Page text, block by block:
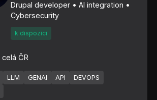
Drupal developer • AI integration •
Cybersecurity
k dispozici
| celá ČR
LLM GENAI API
DEVOPS